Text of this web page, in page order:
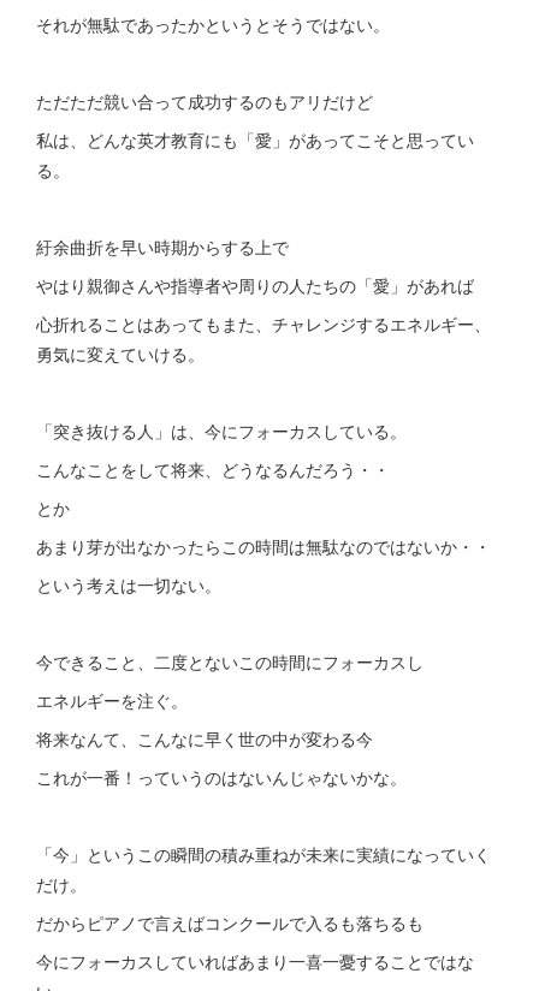
それが無駄であったかというとそうではない。
ただただ競い合って成功するのもアリだけど
私は、どんな英才教育にも「愛」があってこそと思ってい
る。
紆余曲折を早い時期からする上で
やはり親御さんや指導者や周りの人たちの「愛」があれば
心折れることはあってもまた、チャレンジするエネルギー、
勇気に変えていける。
「突き抜ける人」は、今にフォーカスしている。
こんなことをして将来、どうなるんだろう・・
とか
あまり芽が出なかったらこの時間は無駄なのではないか・・
という考えは一切ない。
今できること、二度とないこの時間にフォーカスし
エネルギーを注ぐ。
将来なんて、こんなに早く世の中が変わる今
これが一番！っていうのはないんじゃないかな。
「今」というこの瞬間の積み重ねが未来に実績になっていく
だけ。
だからピアノで言えばコンクールで入るも落ちるも
今にフォーカスしていればあまり一喜一憂することではな